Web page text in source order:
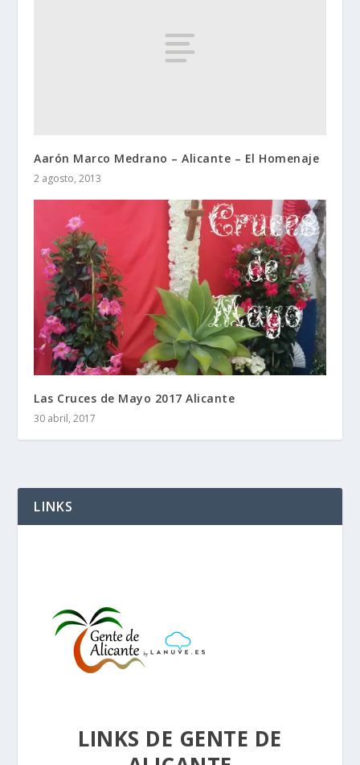
Aarón Marco Medrano – Alicante – El Homenaje
2 agosto, 2013
Las Cruces de Mayo 2017 Alicante
30 abril, 2017
LINKS
LINKS DE GENTE DE